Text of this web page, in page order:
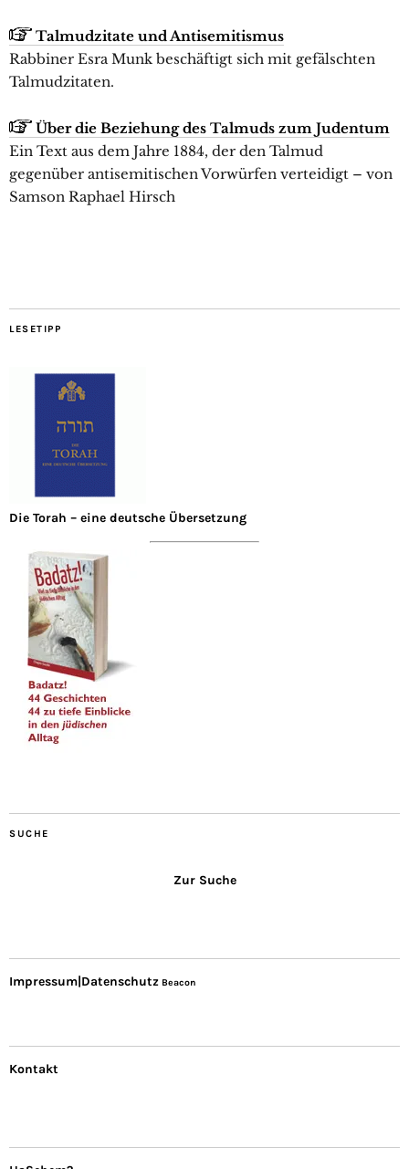
Talmudzitate und Antisemitismus
Rabbiner Esra Munk beschäftigt sich mit gefälschten
Talmudzitaten.
Über die Beziehung des Talmuds zum Judentum
Ein Text aus dem Jahre 1884, der den Talmud
gegenüber antisemitischen Vorwürfen verteidigt – von
Samson Raphael Hirsch
LESETIPP
Die Torah – eine deutsche Übersetzung
SUCHE
Zur Suche
Impressum|Datenschutz Beacon
Kontakt